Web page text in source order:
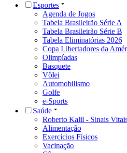
Esportes
Agenda de Jogos
Tabela Brasileirão Série A
Tabela Brasileirão Série B
Tabela Eliminatórias 2026
Copa Libertadores da
Olimpíadas
Basquete
Vôlei
Automobilismo
Golfe
e-Sports
Saúde
Roberto Kalil - Sinais
Alimentação
Exercícios Físicos
Vacinação